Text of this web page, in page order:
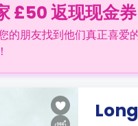
£50 返现现金券
的朋友找到他们真正喜爱